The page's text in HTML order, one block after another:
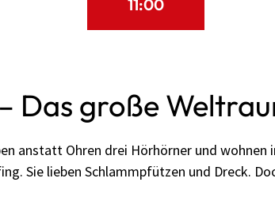
11:00
Das große
anstatt Ohren drei Hörhörner und wohnen
Sie lieben Schlammpfützen und Dreck.